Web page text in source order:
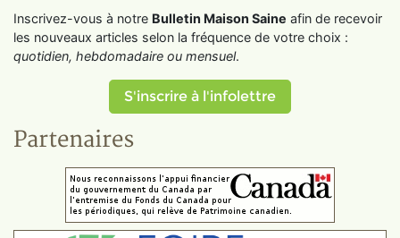
Inscrivez-vous à notre Bulletin Maison Saine afin de recevoir
les nouveaux articles selon la fréquence de votre choix :
quotidien, hebdomadaire ou mensuel.
S'inscrire à l'infolettre
Partenaires